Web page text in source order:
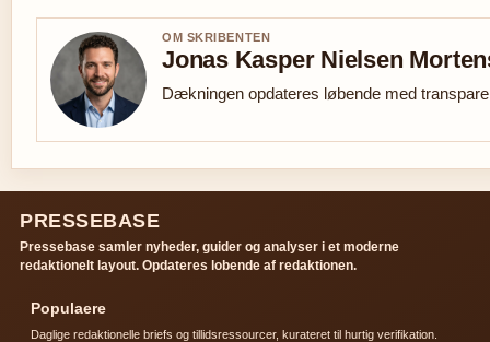
OM SKRIBENTEN
Jonas Kasper Nielsen
Dækningen opdateres løbende med
PRESSEBASE
Pressebase samler nyheder, guider og analyser i et moderne
redaktionelt layout. Opdateres lobende af redaktionen.
Populaere
Daglige redaktionelle briefs og tillidsressourcer, kurateret til hurtig verifikation.